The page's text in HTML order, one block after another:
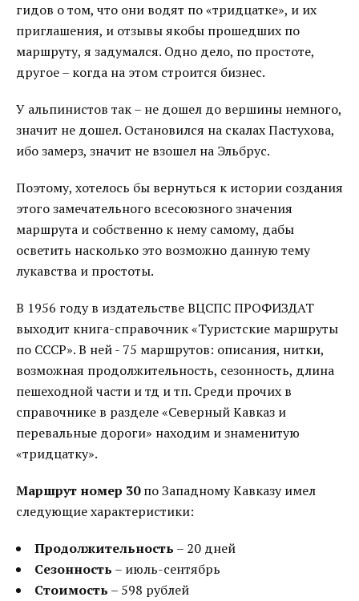
гидов о том, что они водят по «тридцатке», и их
приглашения, и отзывы якобы прошедших по
маршруту, я задумался. Одно дело, по простоте,
другое – когда на этом строится бизнес.
У альпинистов так – не дошел до вершины немного,
значит не дошел. Остановился на скалах Пастухова,
ибо замерз, значит не взошел на Эльбрус.
Поэтому, хотелось бы вернуться к истории создания
этого замечательного всесоюзного значения
маршрута и собственно к нему самому, дабы
осветить насколько это возможно данную тему
лукавства и простоты.
В 1956 году в издательстве ВЦСПС ПРОФИЗДАТ
выходит книга-справочник «Туристские маршруты
по СССР». В ней - 75 маршрутов: описания, нитки,
возможная продолжительность, сезонность, длина
пешеходной части и тд и тп. Среди прочих в
справочнике в разделе «Северный Кавказ и
перевальные дороги» находим и знаменитую
«тридцатку».
Маршрут номер 30по Западному Кавказу имел
следующие характеристики:
Продолжительность – 20 дней
Сезонность – июль-сентябрь
Стоимость – 598 рублей